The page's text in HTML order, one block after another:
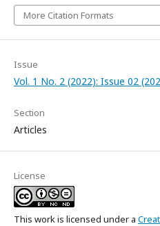
More Citation Formats
Issue
Vol. 1 No. 2 (2022): Issue 02
Section
Articles
License
This work is licensed under a